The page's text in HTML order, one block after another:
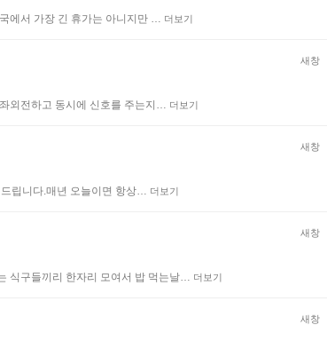
에서 가장 긴 휴가는 아니지만 … 더보기
새창
외전하고 동시에 신호를 주는지… 더보기
새창
립니다.매년 오늘이면 항상… 더보기
새창
식구들끼리 한자리 모여서 밥 먹는날… 더보기
새창